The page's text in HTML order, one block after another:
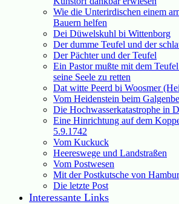
Wie die Unterirdischen einem
Bauern helfen
Dei Düwelskuhl bi Wittenborg
Der dumme Teufel und der
Der Pächter und der Teufel
Ein Pastor mußte mit dem
seine Seele zu retten
Dat witte Peerd bi Woosmer
Vom Heidenstein beim
Die Hochwasserkatastrophe in
Eine Hinrichtung auf dem
5.9.1742
Vom Kuckuck
Heereswege und Landstraßen
Vom Postwesen
Mit der Postkutsche von
Die letzte Post
Interessante Links